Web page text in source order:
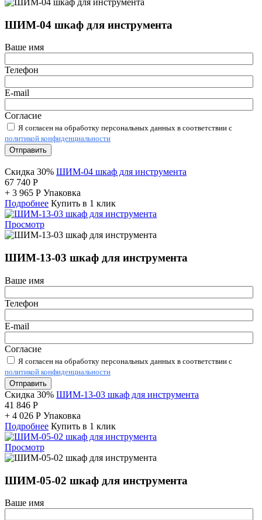
ШИМ-04 шкаф для инструмента
Ваше имя
Телефон
E-mail
Согласие
Я согласен на обработку персональных данных в соответствии с
политикой конфиденциальности
Отправить
Скидка 30% ШИМ-04 шкаф для инструмента
67 740 Р
+ 3 965 Р Упаковка
Подробнее Купить в 1 клик
Просмотр
ШИМ-13-03 шкаф для инструмента
Ваше имя
Телефон
E-mail
Согласие
Я согласен на обработку персональных данных в соответствии с
политикой конфиденциальности
Отправить
Скидка 30% ШИМ-13-03 шкаф для инструмента
41 846 Р
+ 4 026 Р Упаковка
Подробнее Купить в 1 клик
Просмотр
ШИМ-05-02 шкаф для инструмента
Ваше имя